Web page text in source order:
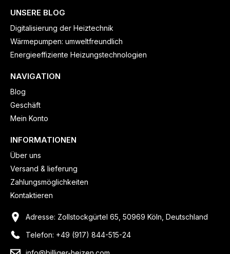
UNSERE BLOG
Digitalisierung der Heiztechnik
Wärmepumpen: umweltfreundlich
Energieeffiziente Heizungstechnologien
NAVIGATION
Blog
Geschäft
Mein Konto
INFORMATIONEN
Über uns
Versand & lieferung
Zahlungsmöglichkeiten
Kontaktieren
Adresse: Zollstockgürtel 65, 50969 Köln, Deutschland
Telefon: +49 (917) 844-515-24